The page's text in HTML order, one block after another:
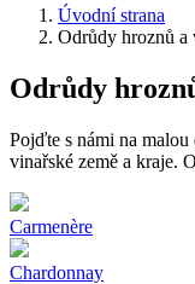
Úvodní strana
Odrůdy hroznů a
Odrůdy
Pojďte s námi na
vinařské země a kraje.
Carmenère
Chardonnay